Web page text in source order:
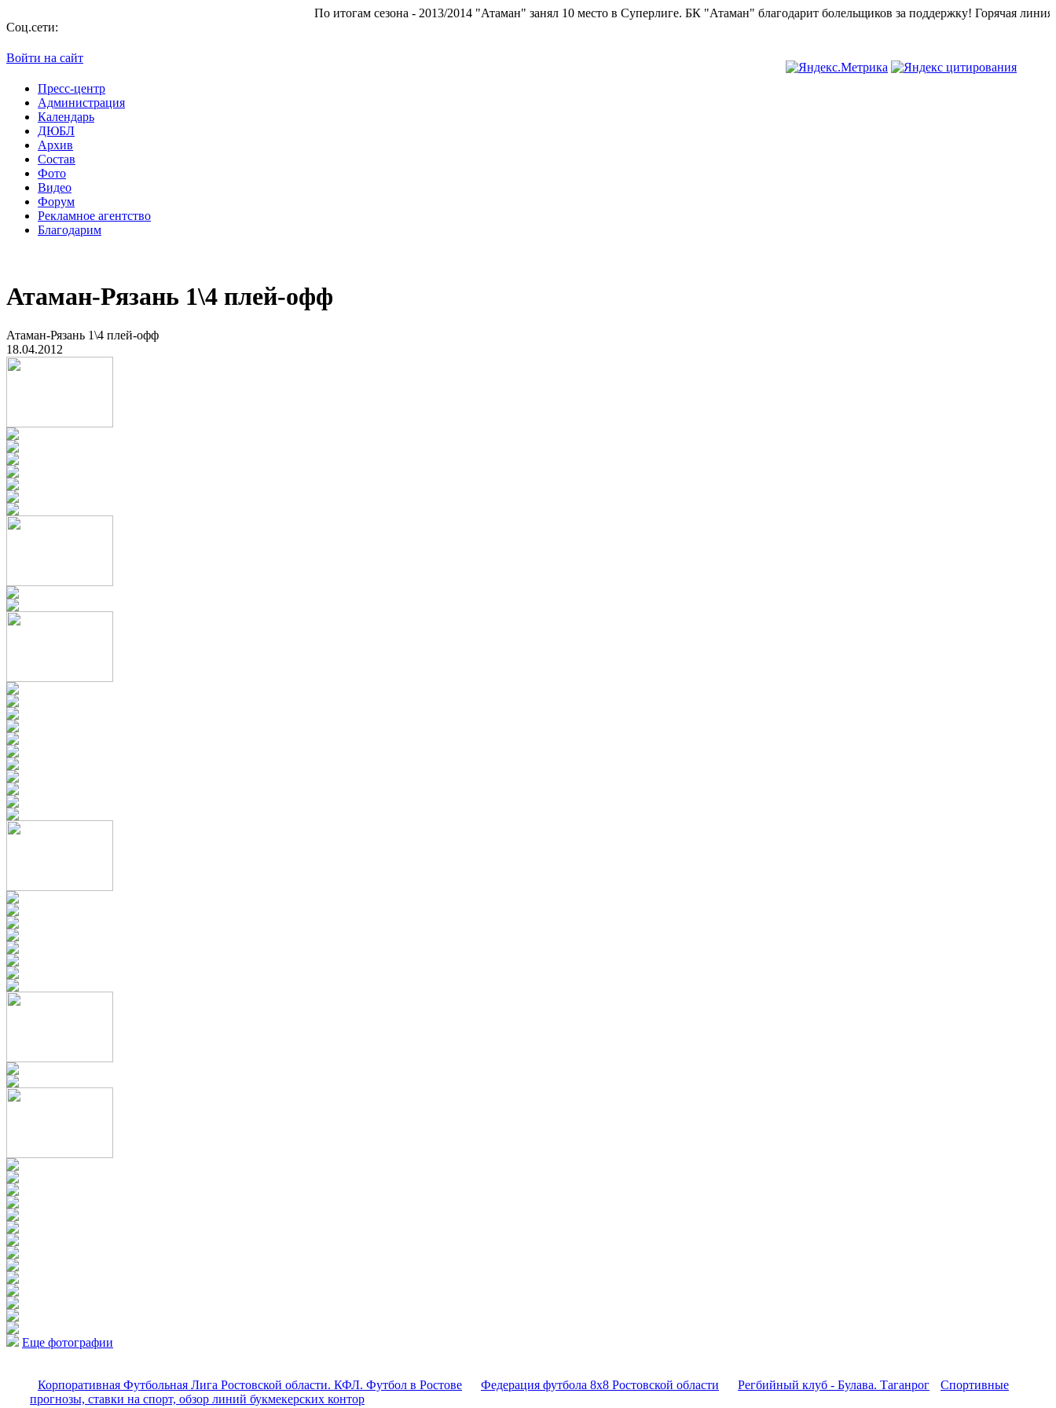
По итогам сезона - 2013/2014 "Атаман" занял 10 место в Суперлиге.БК "Атаман" благодарит болельщиков за поддержку!Горячая линия "БК
Соц.сети:
Войти на сайт
Пресс-центр
Администрация
Календарь
ДЮБЛ
Архив
Состав
Фото
Видео
Форум
Рекламное агентство
Благодарим
Атаман-Рязань 1\4 плей-офф
Атаман-Рязань 1\4 плей-офф
18.04.2012
Еще фотографии
Корпоративная Футбольная Лига Ростовской области. КФЛ. Футбол в Ростове Федерация футбола 8x8 Ростовской области Регбийный клуб - Булава. Таганрог
Спортивные
прогнозы, ставки на спорт, обзор линий букмекерских контор